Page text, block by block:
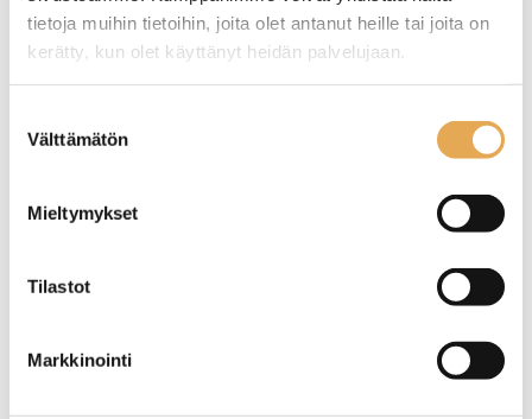
tietoja muihin tietoihin, joita olet antanut heille tai joita on
kerätty, kun olet käyttänyt heidän palvelujaan.
valinta
Välttämätön
Mieltymykset
Tilastot
Markkinointi
OSTA
Veitsen kokonaispituus 215
mm.
Tuotekoodi: 4016.
15cm GS-11
Veitsi käy myös fileiointiin
Santoku-veitsi 17,5cm IC